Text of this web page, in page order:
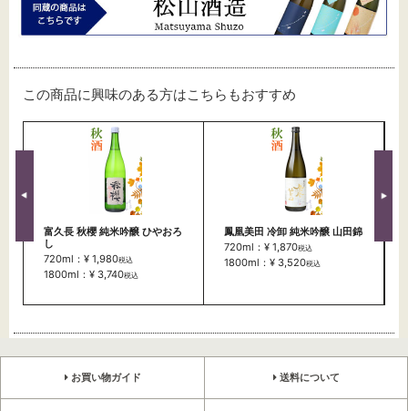
この商品に興味のある方はこちらもおすすめ
富久長 秋櫻 純米吟醸 ひやおろ
し
720ml：¥ 1,980税込
1800ml：¥ 3,740税込
鳳凰美田 冷卸 純米吟醸 山田錦
720ml：¥ 1,870税込
1800ml：¥ 3,520税込
お買い物ガイド 送料について